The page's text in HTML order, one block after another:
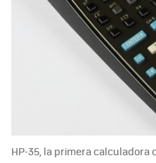
HP-35, la primera calculadora